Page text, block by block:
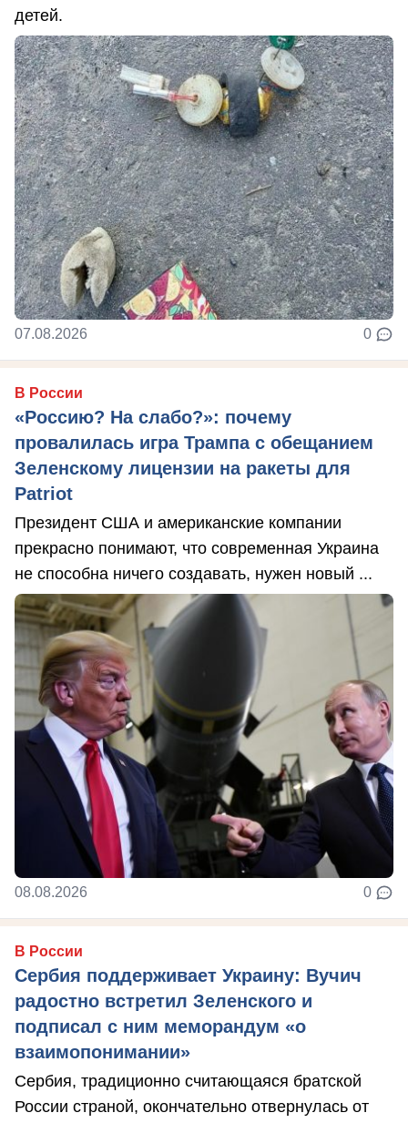
детей.
07.08.2026 0
В России
«Россию? На слабо?»: почему
провалилась игра Трампа с обещанием
Зеленскому лицензии на ракеты для
Patriot
Президент США и американские компании
прекрасно понимают, что современная Украина
не способна ничего создавать, нужен новый ...
08.08.2026 0
В России
Сербия поддерживает Украину: Вучич
радостно встретил Зеленского и
подписал с ним меморандум «о
взаимопонимании»
Сербия, традиционно считающаяся братской
России страной, окончательно отвернулась от